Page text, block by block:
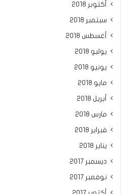
أكتوبر 2018
سبتمبر 2018
أغسطس 2018
يوليو 2018
يونيو 2018
مايو 2018
أبريل 2018
مارس 2018
فبراير 2018
يناير 2018
ديسمبر 2017
نوفمبر 2017